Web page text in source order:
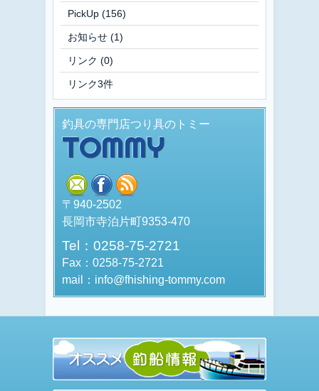
PickUp (156)
お知らせ (1)
リンク (0)
リンク3件
釣具の専門店つり具のトミー
TOMMY
mail facebook
〒940-2502
長岡市寺泊片町9353-470
Tel：0258-75-2721
Fax：0258-75-2721
mail：info@fhishing-tommy.com